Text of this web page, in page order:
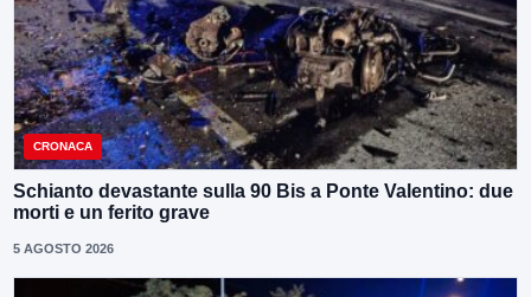
CRONACA
Schianto devastante sulla 90 Bis a Ponte Valentino: due
morti e un ferito grave
5 AGOSTO 2026